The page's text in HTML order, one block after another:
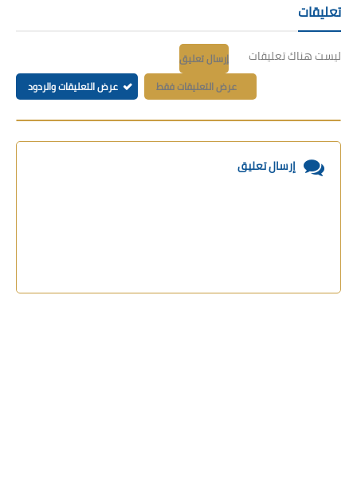
تعليقات
ليست هناك تعليقات
إرسال تعليق
عرض التعليقات فقط
عرض التعليقات والردود
إرسال تعليق